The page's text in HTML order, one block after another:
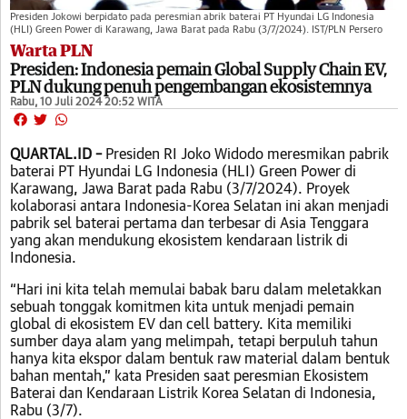
Presiden Jokowi berpidato pada peresmian abrik baterai PT Hyundai LG Indonesia
(HLI) Green Power di Karawang, Jawa Barat pada Rabu (3/7/2024). IST/PLN Persero
Warta PLN
Presiden: Indonesia pemain Global Supply Chain EV,
PLN dukung penuh pengembangan ekosistemnya
Rabu, 10 Juli 2024 20:52 WITA
QUARTAL.ID –Presiden RI Joko Widodo meresmikan pabrik
baterai PT Hyundai LG Indonesia (HLI) Green Power di
Karawang, Jawa Barat pada Rabu (3/7/2024). Proyek
kolaborasi antara Indonesia-Korea Selatan ini akan menjadi
pabrik sel baterai pertama dan terbesar di Asia Tenggara
yang akan mendukung ekosistem kendaraan listrik di
Indonesia.
“Hari ini kita telah memulai babak baru dalam meletakkan
sebuah tonggak komitmen kita untuk menjadi pemain
global di ekosistem EV dan cell battery. Kita memiliki
sumber daya alam yang melimpah, tetapi berpuluh tahun
hanya kita ekspor dalam bentuk raw material dalam bentuk
bahan mentah,” kata Presiden saat peresmian Ekosistem
Baterai dan Kendaraan Listrik Korea Selatan di Indonesia,
Rabu (3/7).